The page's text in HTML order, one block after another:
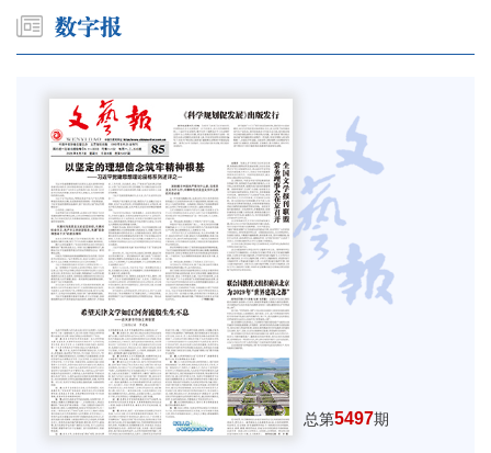
总第5497期